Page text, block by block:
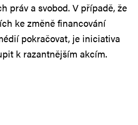
práv a svobod. V případě, že
ke změně financování
pokračovat, je iniciativa
k razantnějším akcím.